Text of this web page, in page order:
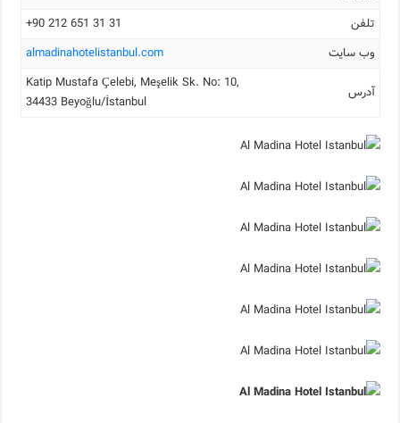
تلفن
31 31 651 212 90+
وب سایت
almadinahotelistanbul.com
آدرس
Katip Mustafa Çelebi, Meşelik Sk. No: 10,
34433 Beyoğlu/İstanbul